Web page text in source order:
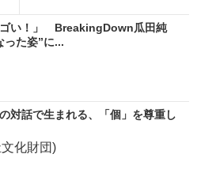
ゴい！」 BreakingDown瓜田純
った姿”に...
対話で生まれる、「個」を尊重し
化財団)